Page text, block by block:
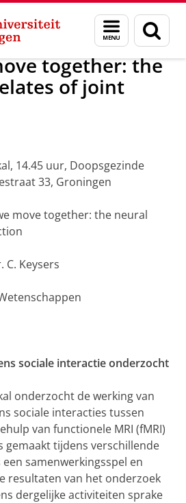
Menu
en
zoeken
Nieuwsberichten
together: the
of joint
14.45 uur, Doopsgezinde
33, Groningen
move together: the neural
Keysers
sociale interactie onderzocht
onderzocht de werking van
sociale interacties tussen
van functionele MRI (fMRI)
gemaakt tijdens verschillende
samenwerkingsspel en
resultaten van het onderzoek
dergelijke activiteiten sprake